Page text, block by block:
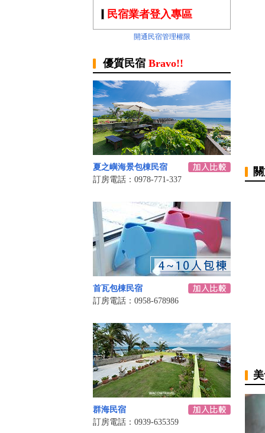
民宿業者登入專區
開通民宿管理權限
優質民宿 Bravo!!
夏之嶼海景包棟民宿
訂房電話：0978-771-337
首瓦包棟民宿
訂房電話：0958-678986
群海民宿
訂房電話：0939-635359